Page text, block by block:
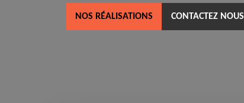
NOS RÉALISATIONS CONTACTEZ NOUS